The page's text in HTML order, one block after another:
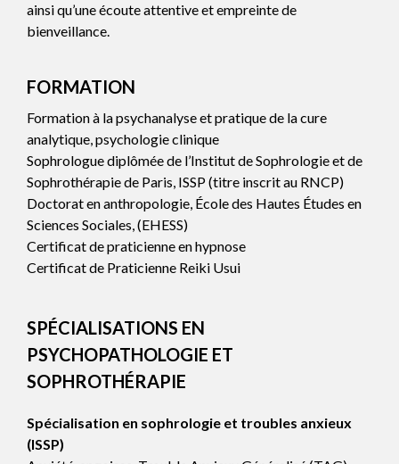
ainsi qu’une écoute attentive et empreinte de
bienveillance.
FORMATION
Formation à la psychanalyse et pratique de la cure
analytique, psychologie clinique
Sophrologue diplômée de l’Institut de Sophrologie et de
Sophrothérapie de Paris, ISSP (titre inscrit au RNCP)
Doctorat en anthropologie, École des Hautes Études en
Sciences Sociales, (EHESS)
Certificat de praticienne en hypnose
Certificat de Praticienne Reiki Usui
SPÉCIALISATIONS EN
PSYCHOPATHOLOGIE ET
SOPHROTHÉRAPIE
Spécialisation en sophrologie et troubles anxieux
(ISSP)